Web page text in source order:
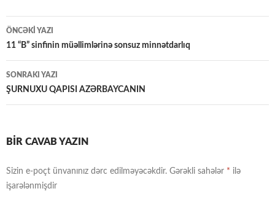
Yazılar
üzrə
naviqasiya
ÖNCƏKI YAZI
11 “B” sinfinin müəllimlərinə sonsuz minnətdarlıq
SONRAKI YAZI
ŞURNUXU QAPISI AZƏRBAYCANIN
BIR CAVAB YAZIN
Sizin e-poçt ünvanınız dərc edilməyəcəkdir. Gərəkli sahələr * ilə
işarələnmişdir